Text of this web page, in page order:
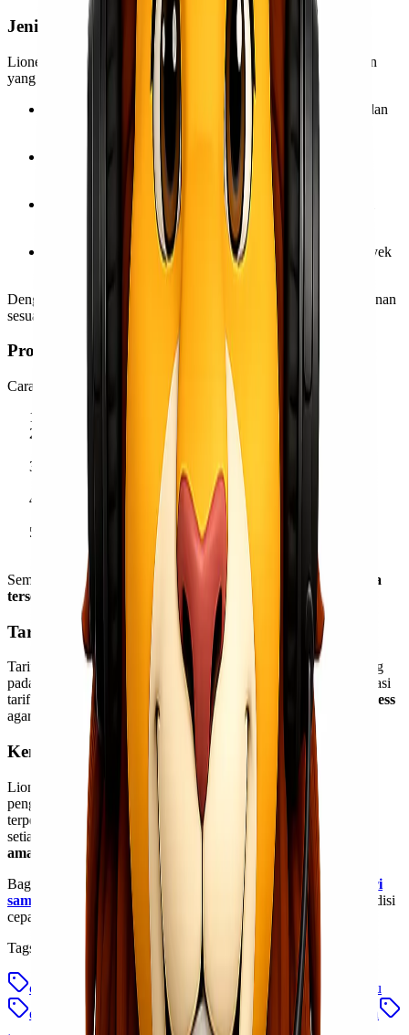
Jenis Layanan Ekspedisi Jakarta – Balikpapan
Lionel Express menyediakan beberapa jenis layanan pengiriman
yang bisa disesuaikan dengan kebutuhan pelanggan:
– pengiriman dengan tarif ekonomis dan
Layanan Kilat (Sehari Sampai) – prioritas pengiriman
tercepat via udara.
Layanan Cargo Besar – cocok untuk pengiriman dalam
jumlah besar atau berat, menggunakan jalur laut.
Layanan Project Cargo
– untuk kebutuhan logistik proyek
perusahaan dan industri.
Dengan berbagai pilihan tersebut, Anda bisa menyesuaikan layanan
sesuai dengan jenis dan urgensi pengiriman.
Proses Pengiriman Mudah & Transparan
Cara menggunakan jasa Lionel Express sangat mudah:
Hubungi tim kami untuk konsultasi dan cek tarif.
Barang dijemput ke lokasi Anda atau di drop ke kantor
Proses pengepakan dilakukan dengan standar keamanan
Barang dikirim melalui jalur udara dan bisa dilacak secara
Barang tiba di Balikpapan dan diantarkan langsung ke
penerima.
Semua proses berlangsung
transparan, cepat, dan tanpa biaya
tersembunyi.
Tarif Ekspedisi Jakarta ke Balikpapan
Tarif pengiriman dari Jakarta ke Balikpapan bervariasi tergantung
pada berat, dimensi, dan jenis layanan yang dipilih. Untuk estimasi
tarif terbaru, Anda bisa langsung menghubungi tim
Lionel Express
agar mendapatkan harga terbaik dan promo terkini.
Kenapa Harus Lionel Express?
Lionel Express telah berpengalaman dalam menangani ribuan
pengiriman antar kota besar di Indonesia. Dengan reputasi
terpercaya dan layanan profesional, Lionel Express memastikan
setiap barang sampai tepat waktu, aman, dan dalam kondisi
aman
Bagi Anda yang ingin
pengiriman
Jakarta – Balikpapan sehari
sampai
, percayakan hanya pada Lionel Express — solusi ekspedisi
cepat, aman, dan terpercaya.
Tags
cargo udara jakarta balikpapan
ekspedisi cepat antar pulau
ekspedisi jakarta balikpapan
jasa cargo jakarta balikpapan